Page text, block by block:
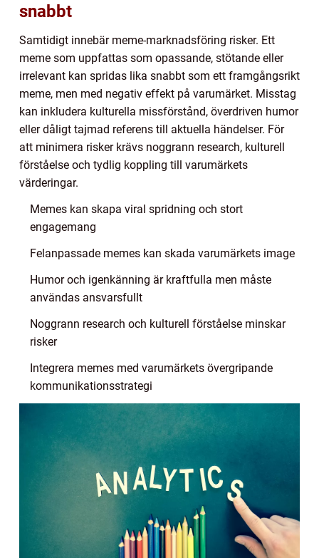
snabbt
Samtidigt innebär meme-marknadsföring risker. Ett
meme som uppfattas som opassande, stötande eller
irrelevant kan spridas lika snabbt som ett framgångsrikt
meme, men med negativ effekt på varumärket. Misstag
kan inkludera kulturella missförstånd, överdriven humor
eller dåligt tajmad referens till aktuella händelser. För
att minimera risker krävs noggrann research, kulturell
förståelse och tydlig koppling till varumärkets
värderingar.
Memes kan skapa viral spridning och stort
engagemang
Felanpassade memes kan skada varumärkets image
Humor och igenkänning är kraftfulla men måste
användas ansvarsfullt
Noggrann research och kulturell förståelse minskar
risker
Integrera memes med varumärkets övergripande
kommunikationsstrategi